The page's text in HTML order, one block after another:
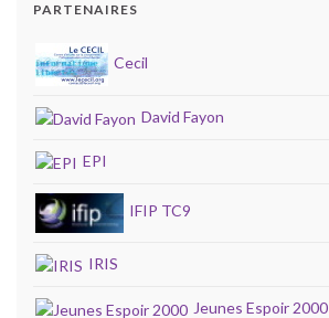
PARTENAIRES
Cecil
David Fayon
EPI
IFIP TC9
IRIS
Jeunes Espoir 2000